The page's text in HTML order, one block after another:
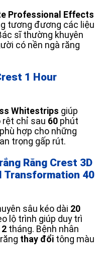
Professional Effects
tương đương các liệu
sĩ thường khuyên
có nền ngà răng
1 Hour
Whitestrips giúp
rệt chỉ sau 60 phút
hợp cho những
trọng gấp rút.
Răng Crest 3D
40
sâu kéo dài 20
lộ trình giúp duy trì
tháng. Bệnh nhân
thay đổi tông màu